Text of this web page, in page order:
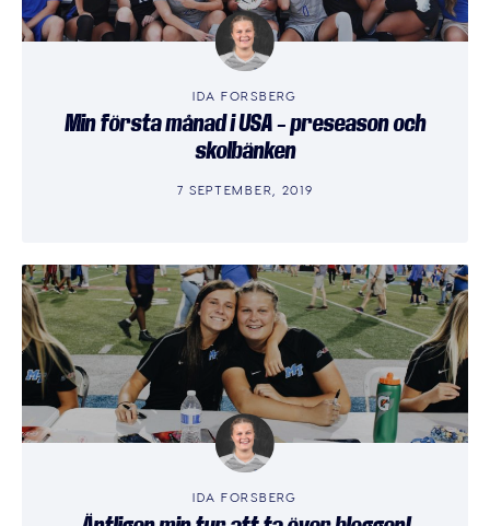
IDA FORSBERG
Min första månad i USA – preseason och
skolbänken
7 SEPTEMBER, 2019
IDA FORSBERG